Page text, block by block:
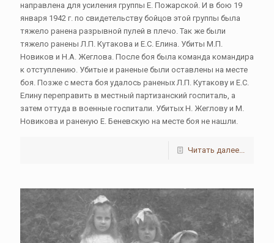
направлена для усиления группы Е. Пожарской. И в бою 19
января 1942 г. по свидетельству бойцов этой группы была
тяжело ранена разрывной пулей в плечо. Так же были
тяжело ранены Л.П. Кутакова и Е.С. Елина. Убиты М.П.
Новиков и Н.А. Жеглова. После боя была команда командира
к отступлению. Убитые и раненые были оставлены на месте
боя. Позже с места боя удалось раненых Л.П. Кутакову и Е.С.
Елину переправить в местный партизанский госпиталь, а
затем оттуда в военные госпитали. Убитых Н. Жеглову и М.
Новикова и раненую Е. Беневскую на месте боя не нашли.
Читать далее...